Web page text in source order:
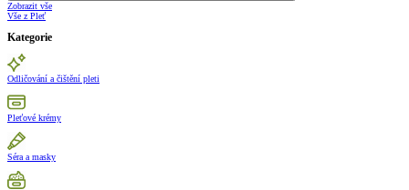
Zobrazit vše
Vše z Pleť
Kategorie
Odličování a čištění pleti
Pleťové krémy
Séra a masky